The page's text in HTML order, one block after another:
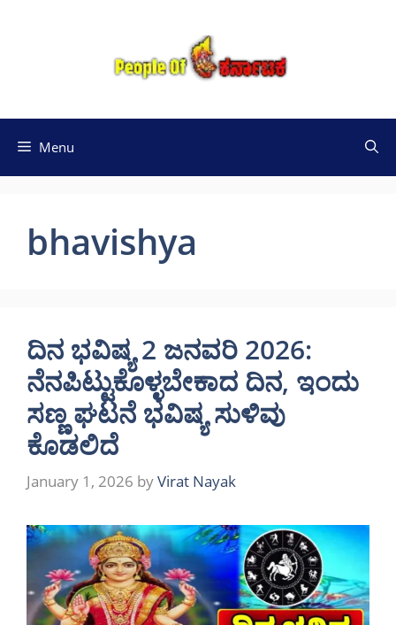
Menu
bhavishya
ದಿನ ಭವಿಷ್ಯ 2 ಜನವರಿ 2026:
ನೆನಪಿಟ್ಟುಕೊಳ್ಳಬೇಕಾದ ದಿನ, ಇಂದು
ಸಣ್ಣ ಘಟನೆ ಭವಿಷ್ಯ ಸುಳಿವು
ಕೊಡಲಿದೆ
January 1, 2026 byVirat Nayak